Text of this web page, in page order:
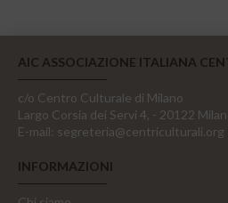
AIC ASSOCIAZIONE ITALIANA
c/o Centro Culturale di Milano
Largo Corsia dei Servi 4, - 20122
E-mail: segreteria@centriculturali.org
INFORMAZIONI